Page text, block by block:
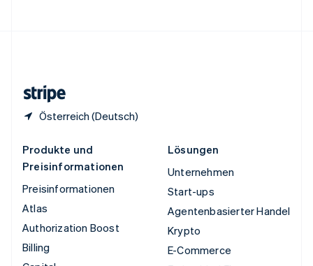
Österreich (Deutsch)
Produkte und
Preisinformationen
Preisinformationen
Atlas
Authorization Boost
Billing
Lösungen
Unternehmen
Start-ups
Agentenbasierter Handel
Krypto
E-Commerce